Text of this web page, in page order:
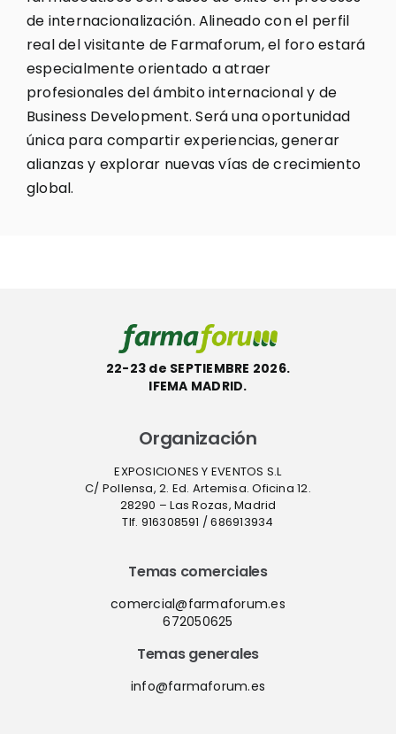
de internacionalización. Alineado con el perfil
real del visitante de Farmaforum, el foro estará
especialmente orientado a atraer
profesionales del ámbito internacional y de
Business Development. Será una oportunidad
única para compartir experiencias, generar
alianzas y explorar nuevas vías de crecimiento
global.
22-23 de SEPTIEMBRE 2026.
IFEMA MADRID.
Organización
EXPOSICIONES Y EVENTOS S.L
C/ Pollensa, 2. Ed. Artemisa. Oficina 12.
28290 – Las Rozas, Madrid
Tlf. 916308591 / 686913934
Temas comerciales
comercial@farmaforum.es
672050625
Temas generales
info@farmaforum.es